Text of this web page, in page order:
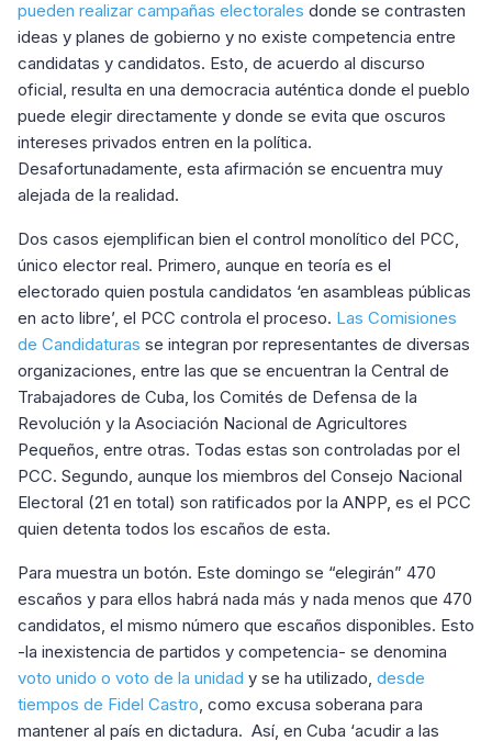
pueden realizar campañas electorales donde se contrasten
ideas y planes de gobierno y no existe competencia entre
candidatas y candidatos. Esto, de acuerdo al discurso
oficial, resulta en una democracia auténtica donde el pueblo
puede elegir directamente y donde se evita que oscuros
intereses privados entren en la política.
Desafortunadamente, esta afirmación se encuentra muy
alejada de la realidad.
Dos casos ejemplifican bien el control monolítico del PCC,
único elector real. Primero, aunque en teoría es el
electorado quien postula candidatos ‘en asambleas públicas
en acto libre’, el PCC controla el proceso. Las Comisiones
de Candidaturas se integran por representantes de diversas
organizaciones, entre las que se encuentran la Central de
Trabajadores de Cuba, los Comités de Defensa de la
Revolución y la Asociación Nacional de Agricultores
Pequeños, entre otras. Todas estas son controladas por el
PCC. Segundo, aunque los miembros del Consejo Nacional
Electoral (21 en total) son ratificados por la ANPP, es el PCC
quien detenta todos los escaños de esta.
Para muestra un botón. Este domingo se “elegirán” 470
escaños y para ellos habrá nada más y nada menos que 470
candidatos, el mismo número que escaños disponibles. Esto
-la inexistencia de partidos y competencia- se denomina
voto unido o voto de la unidad y se ha utilizado, desde
tiempos de Fidel Castro, como excusa soberana para
mantener al país en dictadura. Así, en Cuba ‘acudir a las